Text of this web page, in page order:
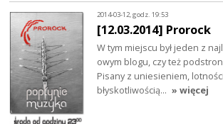
2014-03-12, godz. 19:53
[12.03.2014] Prorock
W tym miejscu był jeden z
owym blogu, czy też
Pisany z uniesieniem,
błyskotliwością… » więcej